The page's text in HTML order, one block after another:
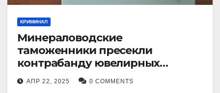
КРИМИНАЛ
Минераловодские
таможенники пресекли
контрабанду ювелирных
изделий на 2 млн рублей
АПР 22, 2025 0 COMMENTS